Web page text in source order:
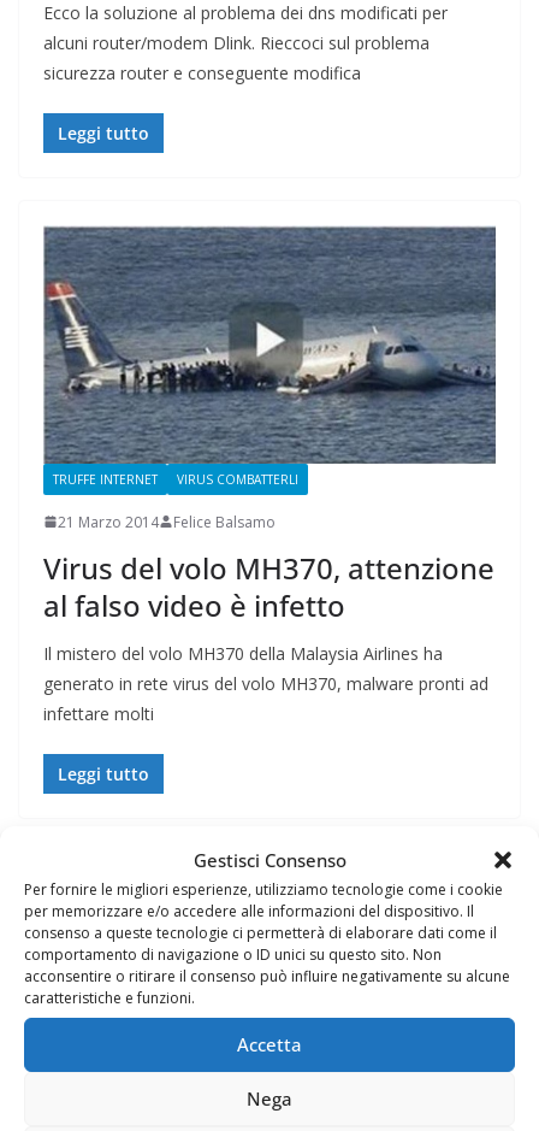
Gestisci Consenso
Per fornire le migliori esperienze, utilizziamo tecnologie come i cookie
per memorizzare e/o accedere alle informazioni del dispositivo. Il
consenso a queste tecnologie ci permetterà di elaborare dati come il
comportamento di navigazione o ID unici su questo sito. Non
acconsentire o ritirare il consenso può influire negativamente su alcune
caratteristiche e funzioni.
Accetta
Nega
Ecco la soluzione al problema dei dns modificati per
alcuni router/modem Dlink. Rieccoci sul problema
sicurezza router e conseguente modifica
Leggi tutto
TRUFFE INTERNET VIRUS COMBATTERLI
21 Marzo 2014 Felice Balsamo
Virus del volo MH370, attenzione
al falso video è infetto
Il mistero del volo MH370 della Malaysia Airlines ha
generato in rete virus del volo MH370, malware pronti ad
infettare molti
Leggi tutto